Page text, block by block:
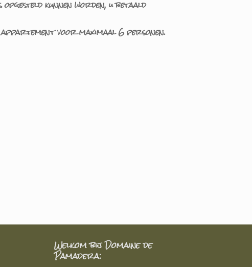
kunnen worden, u betaald
voor maximaal 6 personen.
Welkom bij Domaine de
Pamadera: